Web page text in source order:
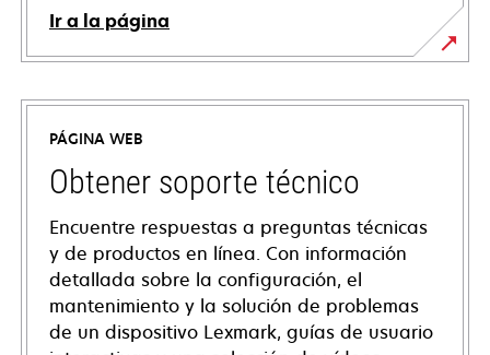
Ir a la página
PÁGINA WEB
Obtener soporte técnico
Encuentre respuestas a preguntas técnicas
y de productos en línea. Con información
detallada sobre la configuración, el
mantenimiento y la solución de problemas
de un dispositivo Lexmark, guías de usuario